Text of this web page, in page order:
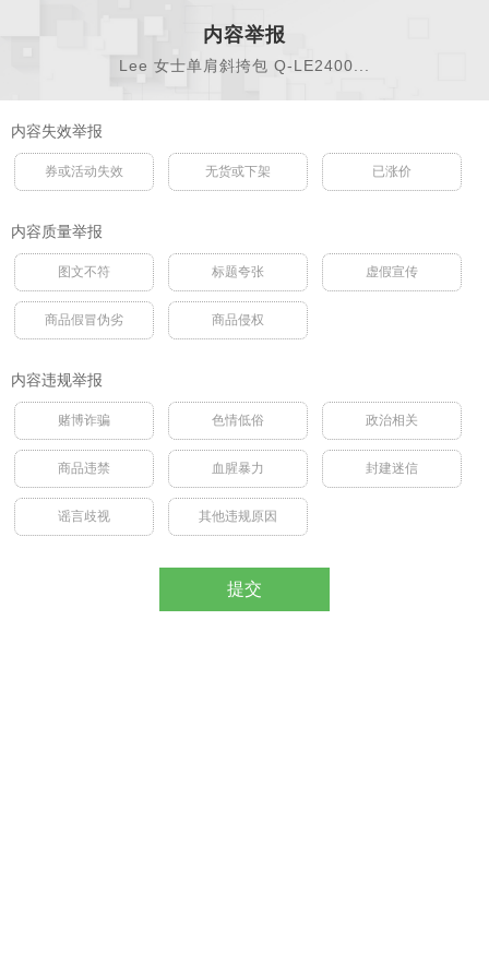
内容举报
Lee 女士单肩斜挎包 Q-LE2400...
内容失效举报
券或活动失效 无货或下架 已涨价
内容质量举报
图文不符 标题夸张 虚假宣传
商品假冒伪劣 商品侵权
内容违规举报
赌博诈骗 色情低俗 政治相关
商品违禁 血腥暴力 封建迷信
谣言歧视 其他违规原因
提交